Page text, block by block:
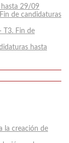
hasta 29/09
de candidaturas
T3. Fin de
hasta
la creación de